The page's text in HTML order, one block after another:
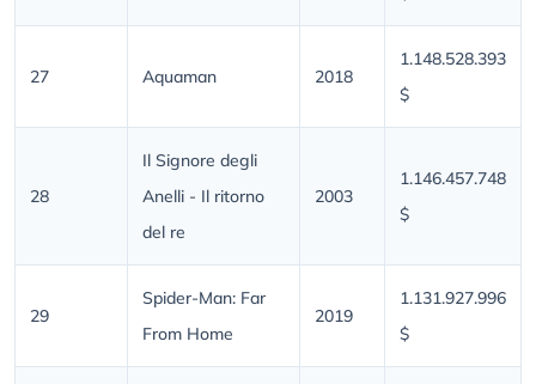
27 Aquaman 2018
1.148.528.393
$
28
Il Signore degli
Anelli - Il ritorno
del re
2003
1.146.457.748
$
29
Spider-Man: Far
From Home
2019
1.131.927.996
$